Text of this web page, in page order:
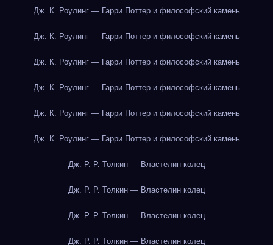
Дж. К. Роулинг — Гарри Поттер и философский камень
Дж. К. Роулинг — Гарри Поттер и философский камень
Дж. К. Роулинг — Гарри Поттер и философский камень
Дж. К. Роулинг — Гарри Поттер и философский камень
Дж. К. Роулинг — Гарри Поттер и философский камень
Дж. К. Роулинг — Гарри Поттер и философский камень
Дж. Р. Р. Толкин — Властелин колец
Дж. Р. Р. Толкин — Властелин колец
Дж. Р. Р. Толкин — Властелин колец
Дж. Р. Р. Толкин — Властелин колец